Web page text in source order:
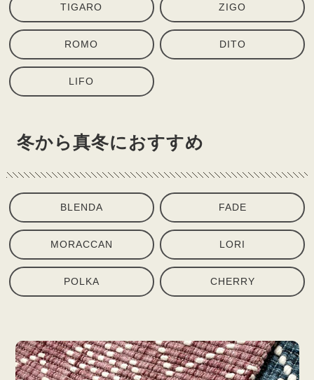
TIGARO ZIGO
ROMO DITO
LIFO
冬から真冬におすすめ
BLENDA FADE
MORACCAN LORI
POLKA CHERRY